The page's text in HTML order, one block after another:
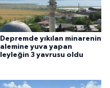
Depremde yıkılan minarenin
alemine yuva yapan
leyleğin 3 yavrusu oldu